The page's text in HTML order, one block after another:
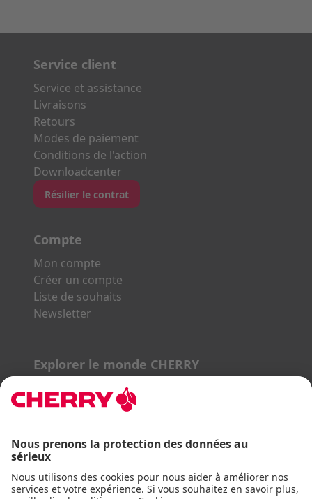
Service client
Service et assistance
Livraisons
Retours
Modes de paiement
Conditions de l'action
Downloadcenter
Résilier le contrat
Compte
Mon compte
Créer un compte
Liste de souhaits
Newsletter
Explorer le monde CHERRY
Gaming Series
STREAM Series
ERGO Line